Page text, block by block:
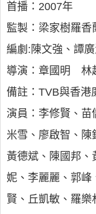
首播：2007年
監製：梁家樹羅香
編劇:陳文強、譚
導演：章國明
備註：TVB與香港
演員：李修賢、苗
米雪、廖啟智、陳
黃德斌、陳國邦
妮、李麗麗、郭峰
賢、丘凱敏、羅